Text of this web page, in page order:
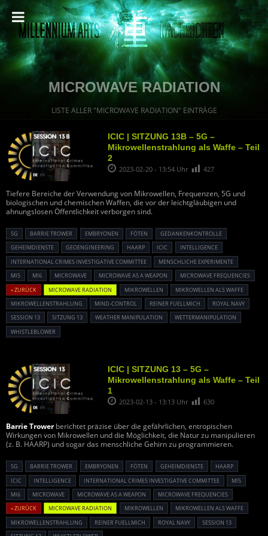
MICROWAVE RADIATION
LISTE ALLER "MICROWAVE RADIATION" EINTRÄGE
ICIC | SITZUNG 13B – 5G –
Mikrowellenstrahlung als Waffe – Teil
2
2023-02-20 - 13:54 Uhr 427
Tiefere Bereiche der Verwendung von Mikrowellen, Frequenzen, 5G und
biologischen und chemischen Waffen, die vor der leichtgläubigen und
ahnungslosen Öffentlichkeit verborgen sind.
5G BARRIE TROWER EMBRYONEN FÖTEN
GEDANKENKONTROLLE
GEHEIMDIENSTE
GEOENGINEERING HAARP ICIC
INTELLIGENCE
INTERNATIONAL CRIMES INVESTIGATIVE COMMITTEE
MENSCHLICHE EXPERIMENTE
MI5
MI6 MICROWAVE MICROWAVE AS A WEAPON
MICROWAVE FREQUENCIES
« ZURÜCK
MICROWAVE RADIATION MIKROWELLEN
MIKROWELLEN ALS WAFFE
MIKROWELLENSTRAHLUNG
MIND-CONTROL REINER FUELLMICH
ROYAL NAVY
SESSION 13
SITZUNG 13 WEATHER MANIPULATION
WETTERMANIPULATION
WHISTLEBLOWER
ICIC | SITZUNG 13 – 5G –
Mikrowellenstrahlung als Waffe – Teil
1
2023-02-13 - 13:13 Uhr 630
Barrie Trowerberichtet präzise über die gefährlichen, entropischen
Wirkungen von Mikrowellen und die Möglichkeit, die Natur zu manipulieren
(z. B. HAARP) und sogar das menschliche Gehirn zu programmieren.
5G BARRIE TROWER EMBRYONEN FÖTEN GEHEIMDIENSTE
HAARP
ICIC
INTELLIGENCE INTERNATIONAL CRIMES INVESTIGATIVE COMMITTEE
MI5
MI6
MICROWAVE MICROWAVE AS A WEAPON
MICROWAVE FREQUENCIES
« ZURÜCK
MICROWAVE RADIATION MIKROWELLEN
MIKROWELLEN ALS WAFFE
MIKROWELLENSTRAHLUNG
REINER FUELLMICH ROYAL NAVY
SESSION 13